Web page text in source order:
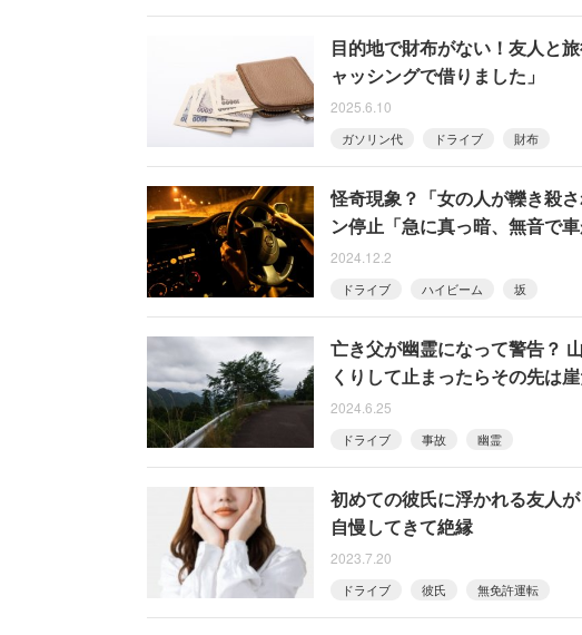
目的地で財布がない！友人と
ャッシングで借りました」
2025.6.10
ガソリン代 ドライブ 財布
怪奇現象？「女の人が轢き殺
ン停止「急に真っ暗、無音で
2024.12.2
ドライブ ハイビーム 坂
亡き父が幽霊になって警告？
くりして止まったらその先は崖
2024.6.25
ドライブ 事故 幽霊
初めての彼氏に浮かれる友人
自慢してきて絶縁
2023.7.20
ドライブ 彼氏 無免許運転